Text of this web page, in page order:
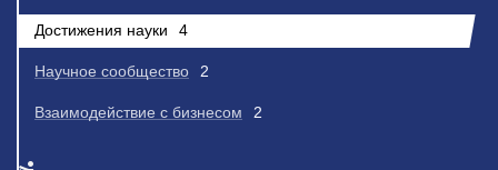
Достижения науки 4
Научное сообщество 2
Взаимодействие с бизнесом 2